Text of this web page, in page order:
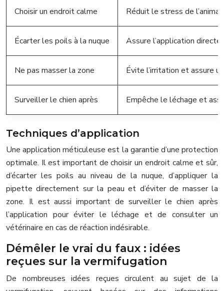
Choisir un endroit calme Réduit le stress de
Écarter les poils à la nuque Assure l’application
Ne pas masser la zone Évite l’irritation et assure
Surveiller le chien après Empêche le léchage et
Techniques d’application
Une application méticuleuse est la garantie d’une protection
optimale. Il est important de choisir un endroit calme et sûr,
d’écarter les poils au niveau de la nuque, d’appliquer la
pipette directement sur la peau et d’éviter de masser la
zone. Il est aussi important de surveiller le chien après
l’application pour éviter le léchage et de consulter un
vétérinaire en cas de réaction indésirable.
Démêler le vrai du faux : idées
reçues sur la vermifugation
De nombreuses idées reçues circulent au sujet de la